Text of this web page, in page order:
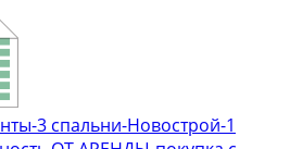
3 спальни-Новострой-1